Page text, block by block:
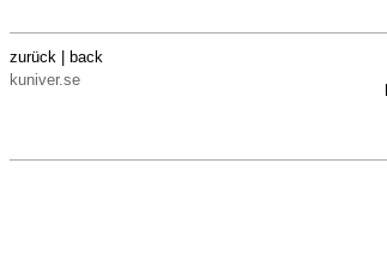
zurück | back
kuniver.se